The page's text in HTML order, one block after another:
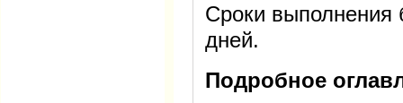
Сроки выполнения
дней.
Подробное